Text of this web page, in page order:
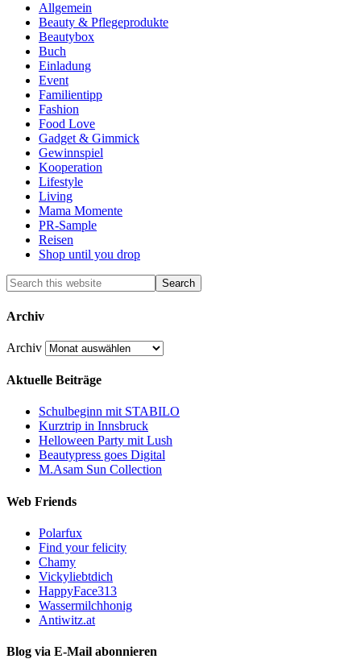
Allgemein
Beauty & Pflegeprodukte
Beautybox
Buch
Einladung
Event
Familientipp
Fashion
Food Love
Gadget & Gimmick
Gewinnspiel
Kooperation
Lifestyle
Living
Mama Momente
PR-Sample
Reisen
Shop until you drop
Archiv
Archiv
Aktuelle Beiträge
Schulbeginn mit STABILO
Kurztrip in Innsbruck
Helloween Party mit Lush
Beautypress goes Digital
M.Asam Sun Collection
Web Friends
Polarfux
Find your felicity
Chamy
Vickyliebtdich
HappyFace313
Wassermilchhonig
Antiwitz.at
Blog via E-Mail abonnieren